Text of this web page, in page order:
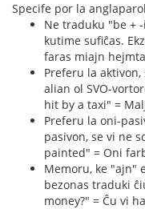
Specife por la
Ne traduku "be +
kutime sufiĉas.
faras miajn
Preferu la aktivon,
alian ol SVO-
hit by a taxi" =
Preferu la oni-
pasivon, se vi ne
painted" = Oni
Memoru, ke "ajn"
bezonas traduki
money?" = Ĉu vi